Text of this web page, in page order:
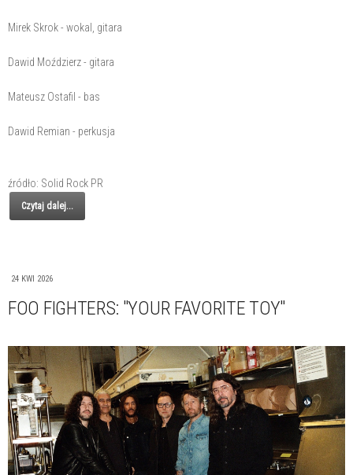
Mirek Skrok - wokal, gitara
Dawid Moździerz - gitara
Mateusz Ostafil - bas
Dawid Remian - perkusja
źródło: Solid Rock PR
Czytaj dalej...
24 KWI 2026
FOO FIGHTERS: "YOUR FAVORITE TOY"